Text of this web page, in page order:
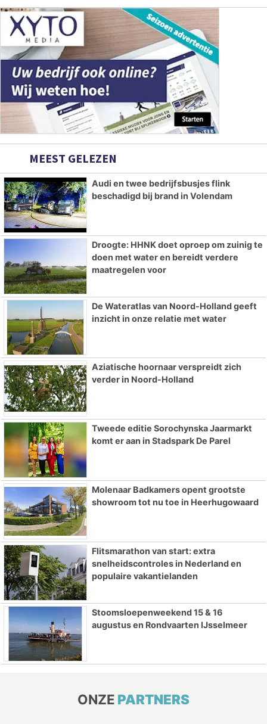
MEEST GELEZEN
Audi en twee bedrijfsbusjes flink
beschadigd bij brand in Volendam
Droogte: HHNK doet oproep om zuinig te
doen met water en bereidt verdere
maatregelen voor
De Wateratlas van Noord-Holland geeft
inzicht in onze relatie met water
Aziatische hoornaar verspreidt zich
verder in Noord-Holland
Tweede editie Sorochynska Jaarmarkt
komt er aan in Stadspark De Parel
Molenaar Badkamers opent grootste
showroom tot nu toe in Heerhugowaard
Flitsmarathon van start: extra
snelheidscontroles in Nederland en
populaire vakantielanden
Stoomsloepenweekend 15 & 16
augustus en Rondvaarten IJsselmeer
ONZE PARTNERS